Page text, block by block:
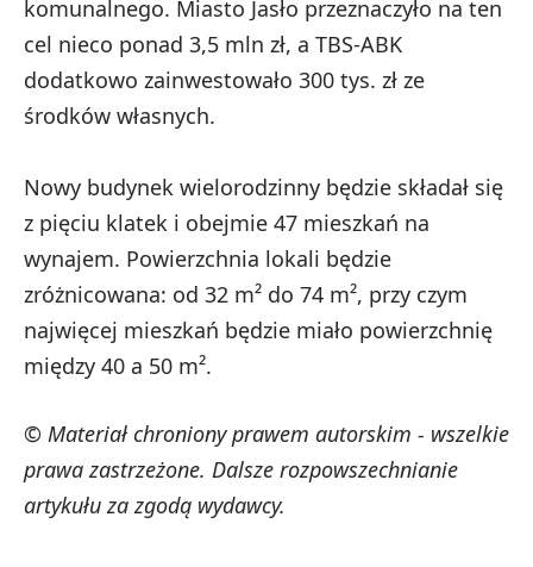
komunalnego. Miasto Jasło przeznaczyło na ten
cel nieco ponad 3,5 mln zł, a TBS-ABK
dodatkowo zainwestowało 300 tys. zł ze
środków własnych. ​
Nowy budynek wielorodzinny będzie składał się
z pięciu klatek i obejmie 47 mieszkań na
wynajem. Powierzchnia lokali będzie
zróżnicowana: od 32 m² do 74 m², przy czym
najwięcej mieszkań będzie miało powierzchnię
między 40 a 50 m².
© Materiał chroniony prawem autorskim - wszelkie
prawa zastrzeżone. Dalsze rozpowszechnianie
artykułu za zgodą wydawcy.